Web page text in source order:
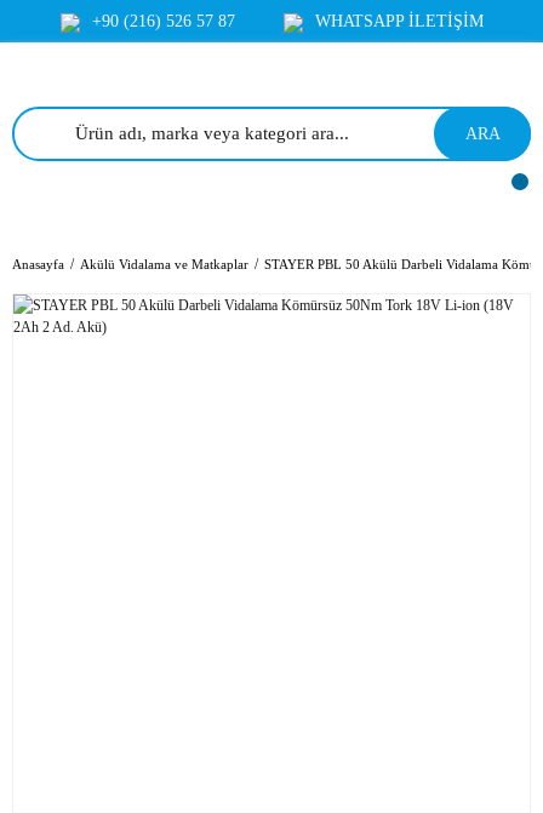
+90 (216) 526 57 87 WHATSAPP İLETİŞİM
ARA
Anasayfa Akülü Vidalama ve Matkaplar STAYER PBL 50 Akülü Darbeli Vidalama